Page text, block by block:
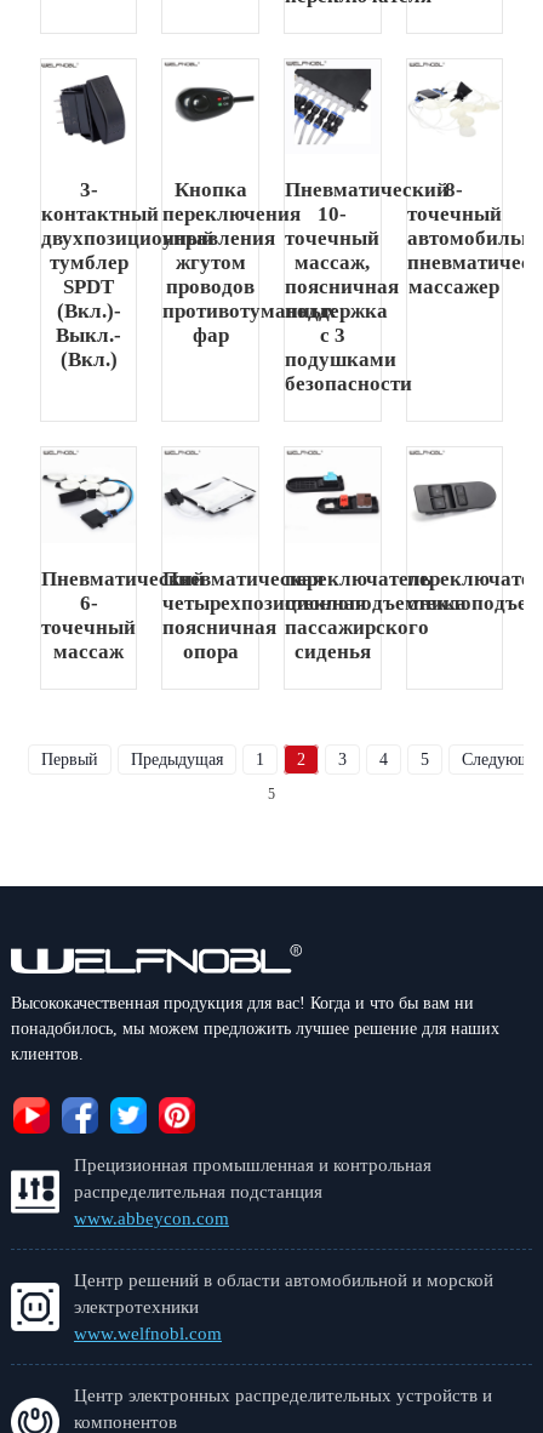
3-
контактный
двухпозиционный
тумблер
SPDT
(Вкл.)-
Выкл.-
(Вкл.)
Кнопка
переключения
управления
жгутом
проводов
противотуманных
фар
Пневматический
10-
точечный
массаж,
поясничная
поддержка
с 3
подушками
безопасности
8-
точечный
массажер
Пневматический
6-
точечный
массаж
Пневматическая
четырехпозиционная
поясничная
опора
переключатель
стеклоподъемника
пассажирского
сиденья
Первый Предыдущая 1 2 3 4 5
5
Высококачественная продукция для вас! Когда и что бы вам ни
понадобилось, мы можем предложить лучшее решение для наших
клиентов.
Прецизионная промышленная и контрольная
распределительная подстанция
www.abbeycon.com
Центр решений в области автомобильной и морской
электротехники
www.welfnobl.com
Центр электронных распределительных устройств и
компонентов